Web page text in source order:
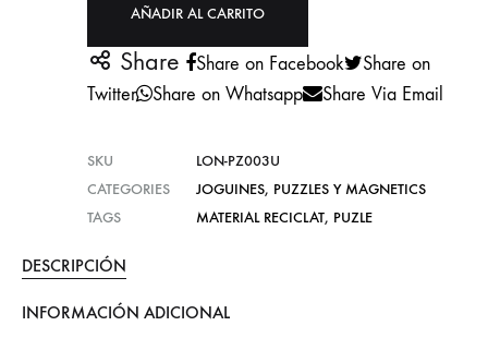
AÑADIR AL CARRITO
Share Share on Facebook
Share on
Twitter
Share on Whatsapp Share Via Email
SKU
LON-PZ003U
CATEGORIES
JOGUINES, PUZZLES Y MAGNETICS
TAGS
MATERIAL RECICLAT, PUZLE
DESCRIPCIÓN
INFORMACIÓN ADICIONAL